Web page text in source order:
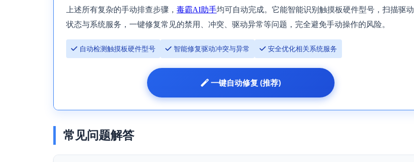
上述所有复杂的手动排查步骤， 毒霸AI助手均可自动完成。它能智能识别触摸板硬件型号，扫描驱动
状态与系统服务，一键修复常见的禁用、冲突、驱动异常等问题，完全避免手动操作的风险。
自动检测触摸板硬件型号 智能修复驱动冲突与异常 安全优化相关系统服务
一键自动修复 (推荐)
常见问题解答